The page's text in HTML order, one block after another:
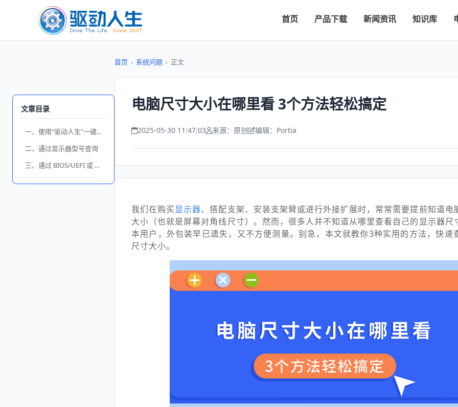
首页 产品下载 新闻资讯 知识库
文章目录
一、使用“驱动人生”一键查看
二、通过显示器型号查询
三、通过 BIOS/UEFI 或 OEM 工具查看
首页 › 系统问题 › 正文
电脑尺寸大小在哪里看 3个方法轻松搞定
2025-05-30 11:47:03 来源：原创 编辑：Portia
我们在购买显示器、搭配支架、安装支架臂或进行外接扩展时，常常需要提前知道电
大小（也就是屏幕对角线尺寸）。然而，很多人并不知道从哪里查看自己的显示器尺
本用户，外包装早已遗失，又不方便测量。别急，本文就教你3种实用的方法，快速
尺寸大小。